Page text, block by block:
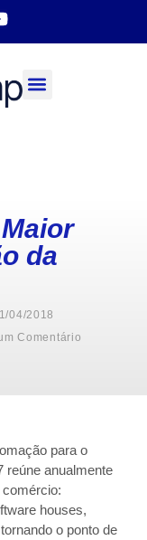
da
04/2018
Comentário
para o
reúne anualmente
houses,
o ponto de